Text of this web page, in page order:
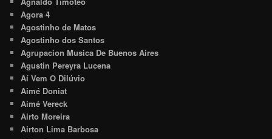
Agora 4
Agostinho de Matos
Agostinho dos Santos
Agrupacion Musica De Buenos Aires
Agustin Pereyra Lucena
Aí Vem O Dilúvio
Aimé Doniat
Aimé Vereck
Airto Moreira
Airton Lima Barbosa